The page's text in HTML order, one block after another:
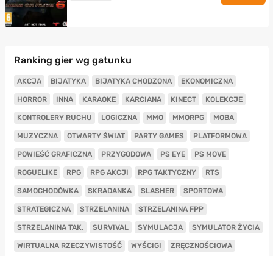
Ranking gier wg gatunku
AKCJA BIJATYKA BIJATYKA CHODZONA EKONOMICZNA
HORROR INNA KARAOKE KARCIANA KINECT KOLEKCJE
KONTROLERY RUCHU LOGICZNA MMO MMORPG MOBA
MUZYCZNA OTWARTY ŚWIAT PARTY GAMES PLATFORMOWA
POWIEŚĆ GRAFICZNA PRZYGODOWA PS EYE PS MOVE
ROGUELIKE RPG RPG AKCJI RPG TAKTYCZNY RTS
SAMOCHODÓWKA SKRADANKA SLASHER SPORTOWA
STRATEGICZNA STRZELANINA STRZELANINA FPP
STRZELANINA TAK. SURVIVAL SYMULACJA SYMULATOR ŻYCIA
WIRTUALNA RZECZYWISTOŚĆ WYŚCIGI ZRĘCZNOŚCIOWA